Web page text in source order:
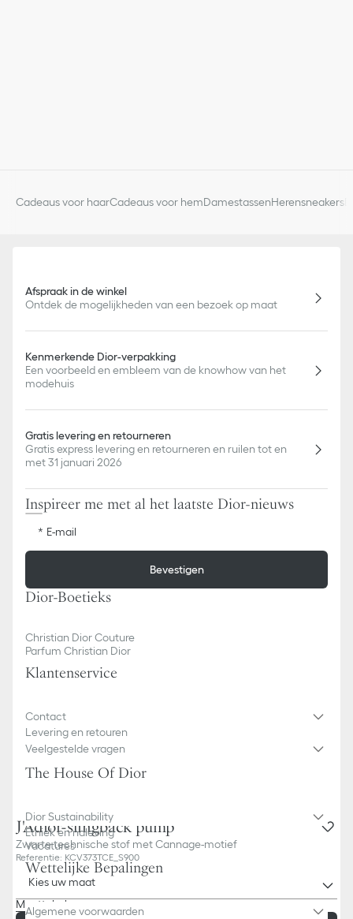
J'Adior-slingback pump
Zwarte technische stof met Cannage-motief
Referentie: KCV373TCE_S900
Kies uw maat
Maattabel
Cadeaus voor haarCadeaus voor hemDamestassenHerensneakers
Afspraak in de winkel
Ontdek de mogelijkheden van een bezoek op maat
Kenmerkende Dior-verpakking
Een voorbeeld en embleem van de knowhow van het
modehuis
Gratis levering en retourneren
Gratis express levering en retourneren en ruilen tot en
met 31 januari 2026
Inspireer me met al het laatste Dior-nieuws
E-mail
Bevestigen
Dior-Boetieks
Christian Dior Couture
Parfum Christian Dior
Klantenservice
Contact
Levering en retouren
Veelgestelde vragen
The House Of Dior
Dior Sustainability
Ethiek en naleving
Vacatures
Wettelijke Bepalingen
Algemene voorwaarden